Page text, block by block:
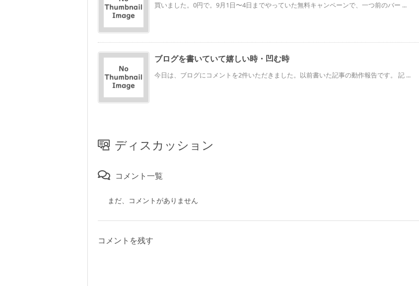
買いました。0円で。9月1日〜4日までやっていた無料キャンペーンで、一つ前のバー ...
ブログを書いていて嬉しい時・凹む時
今日は、ブログにコメントを2件いただきました。以前書いた記事の動作報告です。 記 ...
ディスカッション
コメント一覧
まだ、コメントがありません
コメントを残す